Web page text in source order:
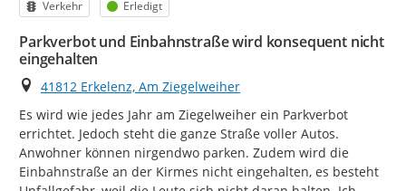
Kategorie
Verkehr Status
Erledigt
Parkverbot und Einbahnstraße wird konsequent nicht
eingehalten
Ort
41812 Erkelenz, Am Ziegelweiher
Es wird wie jedes Jahr am Ziegelweiher ein Parkverbot
errichtet. Jedoch steht die ganze Straße voller Autos.
Anwohner können nirgendwo parken. Zudem wird die
Einbahnstraße an der Kirmes nicht eingehalten, es besteht